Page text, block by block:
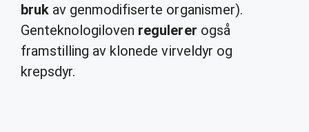
bruk av genmodifiserte organismer).
Genteknologiloven regulerer også
framstilling av klonede virveldyr og
krepsdyr.